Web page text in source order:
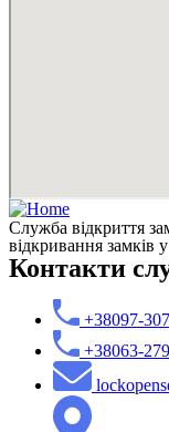
Служба відкриття
відкривання замків
Контакти
+38097-
+38063-